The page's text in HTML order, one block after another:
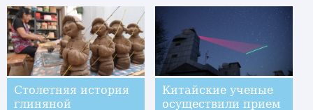
Столетняя история
глиняной
Китайские ученые
осуществили прием